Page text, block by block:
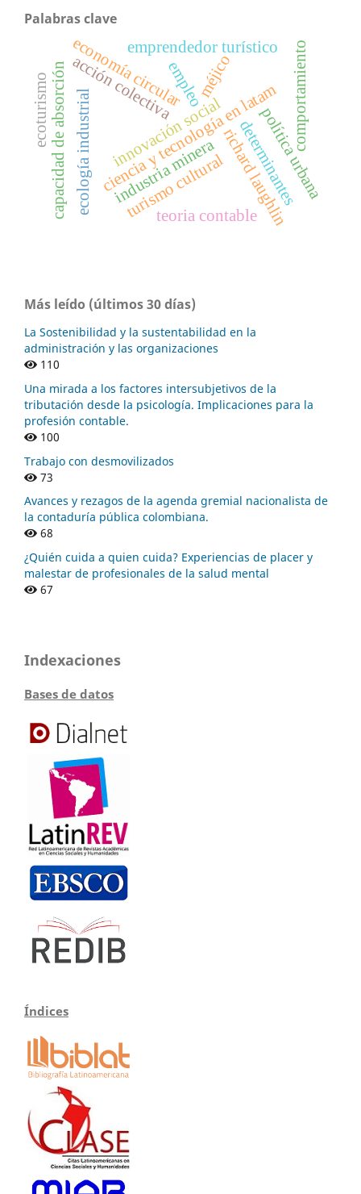
Palabras clave
richard laughlin
ciencia y tecnología en latam
innovación social política urbana
acción colectivaempleo
ecología industrial
capacidad de absorcióneconomía circular comportamiento
determinantes
industria minera
méjico
turismo cultural
ecoturismo
teoria contable
emprendedor turístico
Más leído (últimos 30 días)
La Sostenibilidad y la sustentabilidad en la
administración y las organizaciones
110
Una mirada a los factores intersubjetivos de la
tributación desde la psicología. Implicaciones para la
profesión contable.
100
Trabajo con desmovilizados
73
Avances y rezagos de la agenda gremial nacionalista de
la contaduría pública colombiana.
68
¿Quién cuida a quien cuida? Experiencias de placer y
malestar de profesionales de la salud mental
67
Indexaciones
Bases de datos
Índices